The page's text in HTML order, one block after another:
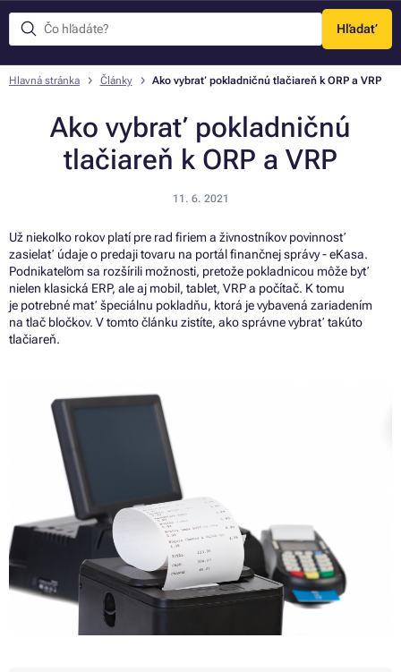
Hľadať
Menu
Hlavná stránka Články Ako vybrať pokladničnú tlačiareň k ORP a VRP
Ako vybrať pokladničnú
tlačiareň k ORP a VRP
11. 6. 2021
Už niekoľko rokov platí pre rad firiem a živnostníkov povinnosť
zasielať údaje o predaji tovaru na portál finančnej správy - eKasa.
Podnikateľom sa rozšírili možnosti, pretože pokladnicou môže byť
nielen klasická ERP, ale aj mobil, tablet, VRP a počítač. K tomu
je potrebné mať špeciálnu pokladňu, ktorá je vybavená zariadením
na tlač bločkov. V tomto článku zistíte, ako správne vybrať takúto
tlačiareň.